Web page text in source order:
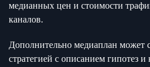
медианных цен и стоимости
каналов.
Дополнительно медиаплан может
стратегией с описанием гипотез и